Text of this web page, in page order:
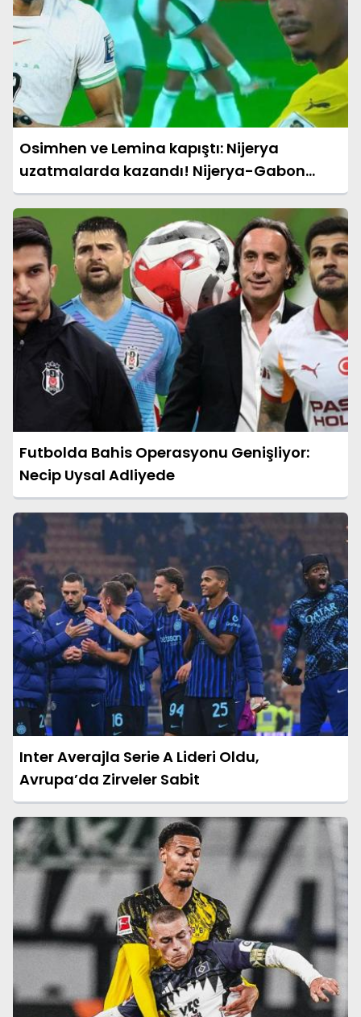
Osimhen ve Lemina kapıştı: Nijerya
uzatmalarda kazandı! Nijerya-Gabon
maçı sonucu: 4-1
Futbolda Bahis Operasyonu Genişliyor:
Necip Uysal Adliyede
Inter Averajla Serie A Lideri Oldu,
Avrupa’da Zirveler Sabit